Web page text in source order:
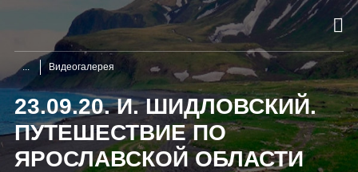
Видеогалерея
23.09.20. И. ШИДЛОВСКИЙ.
ПУТЕШЕСТВИЕ ПО
ЯРОСЛАВСКОЙ ОБЛАСТИ